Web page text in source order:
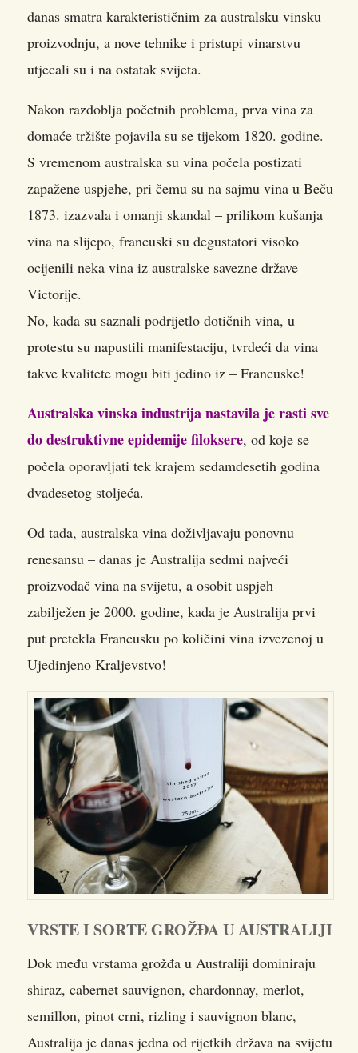
danas smatra karakterističnim za australsku vinsku
proizvodnju, a nove tehnike i pristupi vinarstvu
utjecali su i na ostatak svijeta.
Nakon razdoblja početnih problema, prva vina za
domaće tržište pojavila su se tijekom 1820. godine.
S vremenom australska su vina počela postizati
zapažene uspjehe, pri čemu su na sajmu vina u Beču
1873. izazvala i omanji skandal – prilikom kušanja
vina na slijepo, francuski su degustatori visoko
ocijenili neka vina iz australske savezne države
Victorije.
No, kada su saznali podrijetlo dotičnih vina, u
protestu su napustili manifestaciju, tvrdeći da vina
takve kvalitete mogu biti jedino iz – Francuske!
Australska vinska industrija nastavila je rasti sve
do destruktivne epidemije filoksere, od koje se
počela oporavljati tek krajem sedamdesetih godina
dvadesetog stoljeća.
Od tada, australska vina doživljavaju ponovnu
renesansu – danas je Australija sedmi najveći
proizvođač vina na svijetu, a osobit uspjeh
zabilježen je 2000. godine, kada je Australija prvi
put pretekla Francusku po količini vina izvezenoj u
Ujedinjeno Kraljevstvo!
VRSTE I SORTE GROŽĐA U AUSTRALIJI
Dok među vrstama grožđa u Australiji dominiraju
shiraz, cabernet sauvignon, chardonnay, merlot,
semillon, pinot crni, rizling i sauvignon blanc,
Australija je danas jedna od rijetkih država na svijetu